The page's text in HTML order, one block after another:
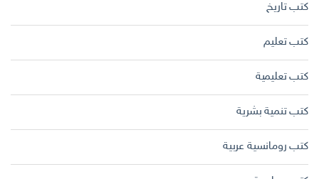
كتب تاريخ
كتب تعليم
كتب تعليمية
كتب تنمية بشرية
كتب رومانسية عربية